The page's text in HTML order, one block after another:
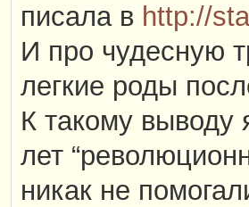
писала в http://
И про чудесную
легкие роды
К такому
лет
никак не